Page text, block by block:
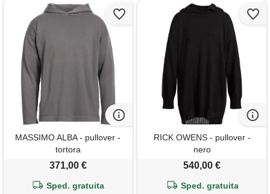
MASSIMO ALBA - pullover -
tortora
371,00 €
Sped. gratuita
RICK OWENS - pullover -
nero
540,00 €
Sped. gratuita